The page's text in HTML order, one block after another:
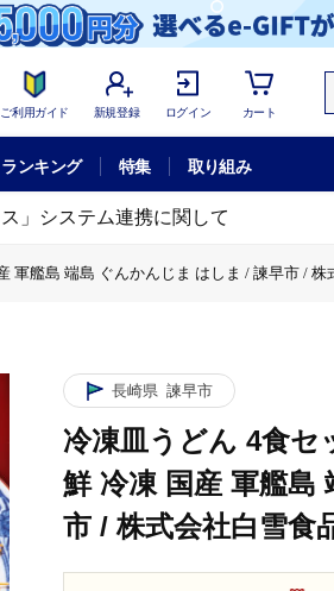
ご利用ガイド 新規登録 ログイン カート
ランキング 特集 取り組み
」システム連携に関して
軍艦島 端島 ぐんかんじま はしま / 諫早市 /
長崎県 諫早市
冷凍皿うどん 4食セ
鮮 冷凍 国産 軍艦島
市 / 株式会社白雪食